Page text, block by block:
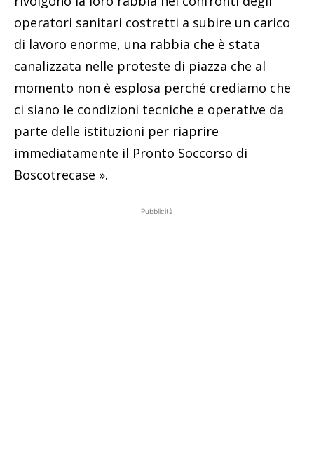
operatori sanitari costretti a subire un carico
di lavoro enorme, una rabbia che è stata
canalizzata nelle proteste di piazza che al
momento non è esplosa perché crediamo che
ci siano le condizioni tecniche e operative da
parte delle istituzioni per riaprire
immediatamente il Pronto Soccorso di
Boscotrecase ».
Pubblicità